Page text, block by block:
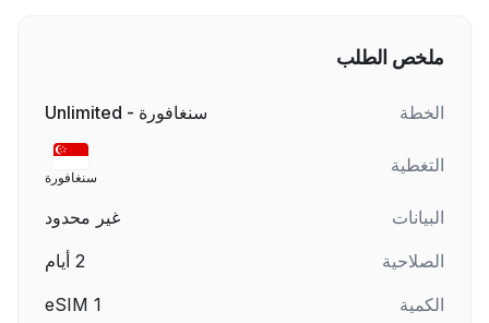
ملخص الطلب
الخطة سنغافورة - Unlimited
التغطية
سنغافورة
البيانات
غير محدود
الصلاحية
2 أيام
الكمية
1